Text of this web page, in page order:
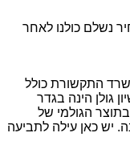
נשלם כולנו לאחר
התקשורת כולל
גולן הינה בגדר
הגולמי של
יש כאן עילה לתביעה